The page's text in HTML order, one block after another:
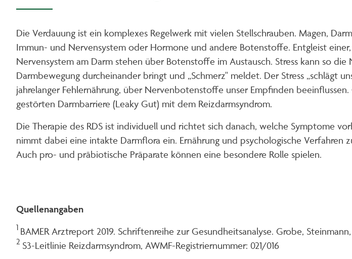
Die Verdauung ist ein komplexes Regelwerk mit vielen Stellschrauben. Magen,
Immun- und Nervensystem oder Hormone und andere Botenstoffe. Entgleist
Nervensystem am Darm stehen über Botenstoffe im Austausch. Stress kann so
Darmbewegung durcheinander bringt und „Schmerz" meldet. Der Stress „schlägt
jahrelanger Fehlernährung, über Nervenbotenstoffe unser Empfinden
gestörten Darmbarriere (Leaky Gut) mit dem Reizdarmsyndrom.
Die Therapie des RDS ist individuell und richtet sich danach, welche Symptome
nimmt dabei eine intakte Darmflora ein. Ernährung und psychologische
Auch pro- und präbiotische Präparate können eine besondere Rolle spielen.
Quellenangaben
1 BAMER Arztreport 2019. Schriftenreihe zur Gesundheitsanalyse. Grobe, Steinmann,
2 S3-Leitlinie Reizdarmsyndrom, AWMF-Registriernummer: 021/016